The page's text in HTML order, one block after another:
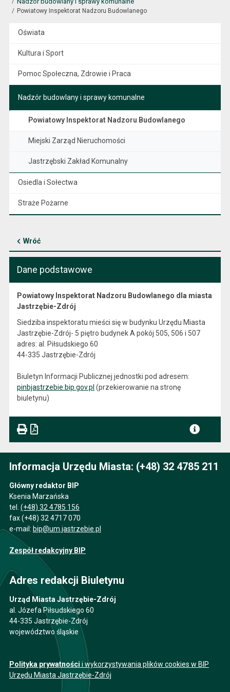
Powiatowy Inspektorat Nadzoru Budowlanego
Oświata
Kultura i Sport
Pomoc Społeczna, Zdrowie i Praca
Nadzór budowlany i sprawy komunalne
Powiatowy Inspektorat Nadzoru Budowlanego
Miejski Zarząd Nieruchomości
Jastrzębski Zakład Komunalny
Osiedla i Sołectwa
Straże Pożarne
Wróć
Dane podstawowe
Powiatowy Inspektorat Nadzoru Budowlanego dla miasta
Jastrzębie-Zdrój
Siedziba inspektoratu mieści się w budynku Urzędu Miasta
Jastrzębie-Zdrój- 5 piętro budynek A pokój 505, 506 i 507
adres: al. Piłsudskiego 60
44-335 Jastrzębie-Zdrój
Biuletyn Informacji Publicznej jednostki pod adresem:
pinbjastrzebie.bip.gov.pl (przekierowanie na stronę
biuletynu)
Informacja Urzędu Miasta: (+48) 32 4785 211
Główny redaktor BIP
Ksenia Marzańska
tel. (+48) 32 4785 156
fax (+48) 32 4717 070
e-mail: bip@um.jastrzebie.pl
Zespół redakcyjny BIP
Adres redakcji Biuletynu
Urząd Miasta Jastrzębie-Zdrój
al. Józefa Piłsudskiego 60
44-335 Jastrzębie-Zdrój
województwo śląskie
Polityka prywatności i wykorzystywania plików cookies w BIP
Urzędu Miasta Jastrzębie-Zdrój